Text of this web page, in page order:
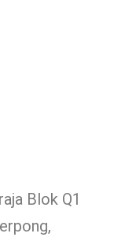
Blok Q1